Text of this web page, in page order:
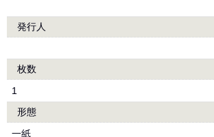
発行人
枚数
1
形態
一紙